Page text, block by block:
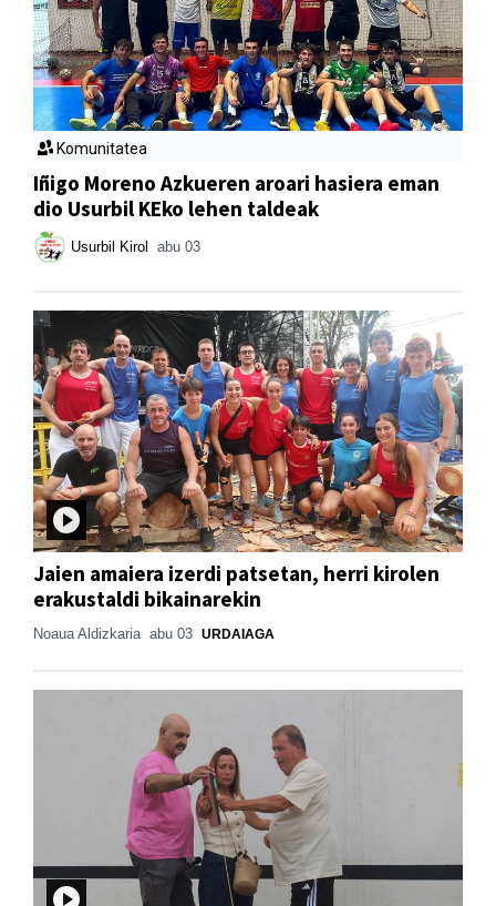
Komunitatea
Iñigo Moreno Azkueren aroari hasiera eman
dio Usurbil KEko lehen taldeak
Usurbil Kirol abu 03
Jaien amaiera izerdi patsetan, herri kirolen
erakustaldi bikainarekin
Noaua Aldizkaria abu 03 URDAIAGA